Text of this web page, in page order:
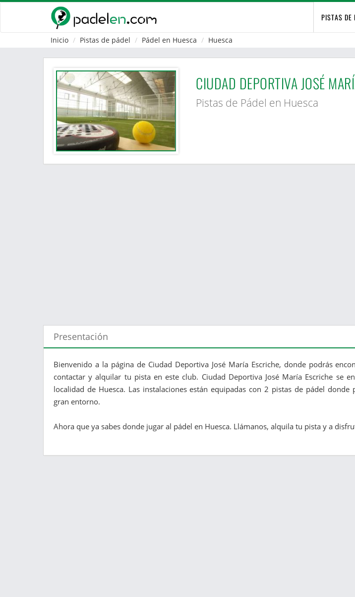
PISTAS DE
Inicio Pistas de pádel Pádel en Huesca Huesca
CIUDAD DEPORTIVA JOSÉ
Pistas de Pádel en Huesca
Presentación
Bienvenido a la página de Ciudad Deportiva José María Escriche, donde podrás
contactar y alquilar tu pista en este club. Ciudad Deportiva José María Escriche se
localidad de Huesca. Las instalaciones están equipadas con 2 pistas de pádel
gran entorno.
Ahora que ya sabes donde jugar al pádel en Huesca. Llámanos, alquila tu pista y a